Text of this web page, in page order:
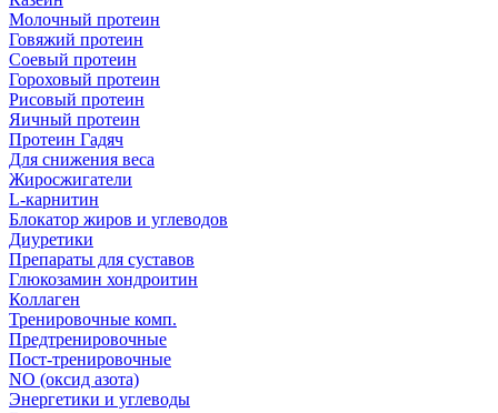
Молочный протеин
Говяжий протеин
Соевый протеин
Гороховый протеин
Рисовый протеин
Яичный протеин
Протеин Гадяч
Для снижения веса
Жиросжигатели
L-карнитин
Блокатор жиров и углеводов
Диуретики
Препараты для суставов
Глюкозамин хондроитин
Коллаген
Тренировочные комп.
Предтренировочные
Пост-тренировочные
NO (оксид азота)
Энергетики и углеводы